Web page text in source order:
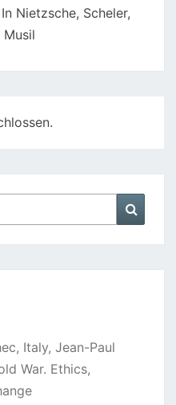
Nietzsche, Scheler,
Musil
Italy, Jean-Paul
War. Ethics,